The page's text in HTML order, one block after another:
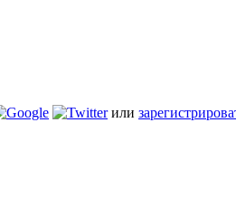
или